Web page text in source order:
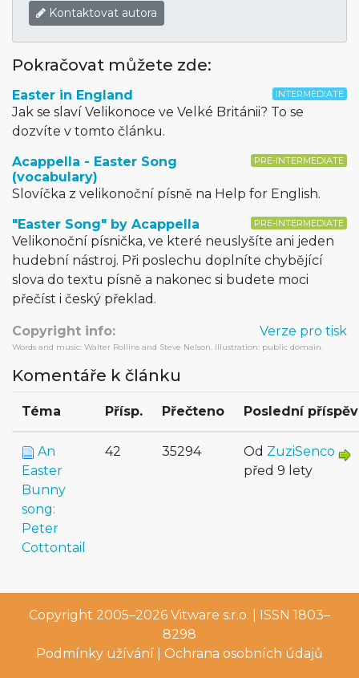
Kontaktovat autora
Pokračovat můžete zde:
INTERMEDIATE
Easter in England
Jak se slaví Velikonoce ve Velké Británii? To se
dozvíte v tomto článku.
PRE-INTERMEDIATE
Acappella - Easter Song
(vocabulary)
Slovíčka z velikonoční písně na Help for English.
PRE-INTERMEDIATE
"Easter Song" by Acappella
Velikonoční písnička, ve které neuslyšíte ani jeden
hudební nástroj. Při poslechu doplníte chybějící
slova do textu písně a nakonec si budete moci
přečíst i český překlad.
Verze pro tisk
Copyright info:
Words and music: Walter Rollins and Steve Nelson. Illustration: public domain.
Komentáře k článku
Téma Přísp. Přečteno Poslední
An
Easter
Bunny
song:
Peter
Cottontail
42 35294 Od ZuziSenco
před 9 lety
Copyright 2005–2026 Vitware s.r.o. | ISSN 1803–
8298
Podmínky užívání
Ochrana osobních údajů